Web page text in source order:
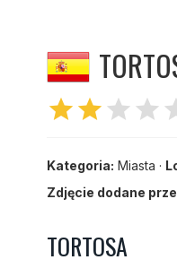
starstar star star
Kategoria: Miasta ·
Zdjęcie dodane
TORTOSA